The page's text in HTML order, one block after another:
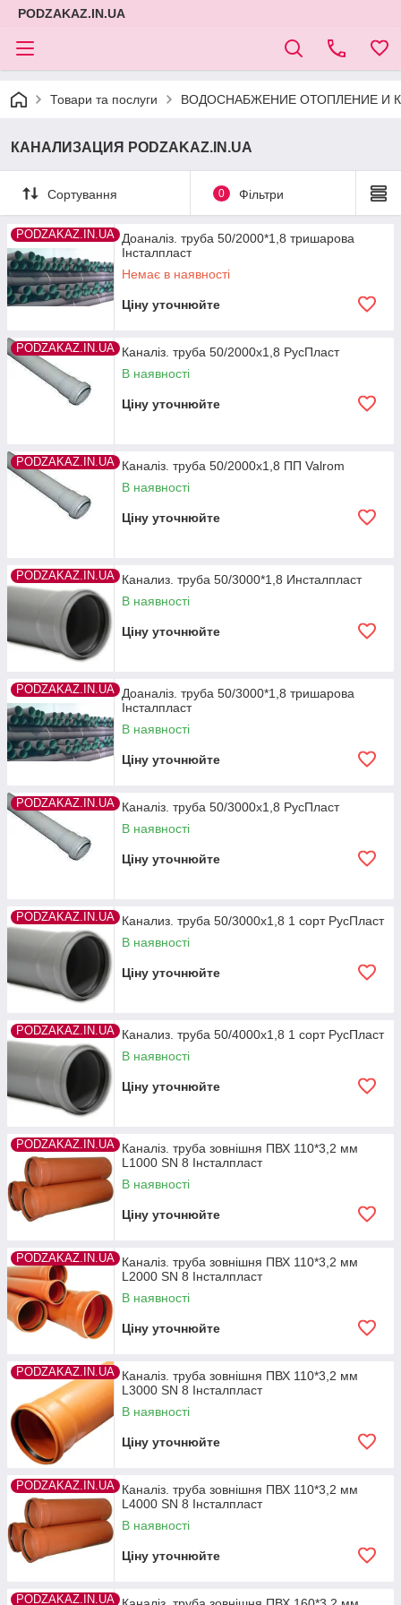
PODZAKAZ.IN.UA
Товари та послуги ВОДОСНАБЖЕНИЕ ОТОПЛЕНИЕ И
КАНАЛИЗАЦИЯ PODZAKAZ.IN.UA
Сортування 0 Фільтри
PODZAKAZ.IN.UA Доаналіз. труба 50/2000*1,8 тришарова
Інсталпласт
Немає в наявності
Ціну уточнюйте
PODZAKAZ.IN.UA Каналіз. труба 50/2000х1,8 РусПласт
В наявності
Ціну уточнюйте
PODZAKAZ.IN.UA Каналіз. труба 50/2000х1,8 ПП Valrom
В наявності
Ціну уточнюйте
PODZAKAZ.IN.UA Канализ. труба 50/3000*1,8 Инсталпласт
В наявності
Ціну уточнюйте
PODZAKAZ.IN.UA Доаналіз. труба 50/3000*1,8 тришарова
Інсталпласт
В наявності
Ціну уточнюйте
PODZAKAZ.IN.UA Каналіз. труба 50/3000х1,8 РусПласт
В наявності
Ціну уточнюйте
PODZAKAZ.IN.UA Канализ. труба 50/3000х1,8 1 сорт РусПласт
В наявності
Ціну уточнюйте
PODZAKAZ.IN.UA Канализ. труба 50/4000х1,8 1 сорт РусПласт
В наявності
Ціну уточнюйте
PODZAKAZ.IN.UA Каналіз. труба зовнішня ПВХ 110*3,2 мм
L1000 SN 8 Інсталпласт
В наявності
Ціну уточнюйте
PODZAKAZ.IN.UA Каналіз. труба зовнішня ПВХ 110*3,2 мм
L2000 SN 8 Інсталпласт
В наявності
Ціну уточнюйте
PODZAKAZ.IN.UA Каналіз. труба зовнішня ПВХ 110*3,2 мм
L3000 SN 8 Інсталпласт
В наявності
Ціну уточнюйте
PODZAKAZ.IN.UA Каналіз. труба зовнішня ПВХ 110*3,2 мм
L4000 SN 8 Інсталпласт
В наявності
Ціну уточнюйте
PODZAKAZ.IN.UA